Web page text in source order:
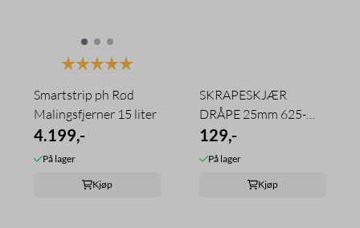
Karakter:
Smartstrip ph Rød
Malingsfjerner 15 liter
4.199,-
På lager
Kjøp
SKRAPESKJÆR
DRÅPE 25mm 625-
DROP BAHCO
129,-
På lager
Kjøp